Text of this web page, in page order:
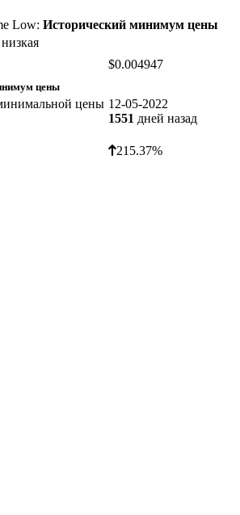
Low: Исторический минимум цены
цены
$0.004947
цены 12-05-2022
1551 дней назад
215.37%